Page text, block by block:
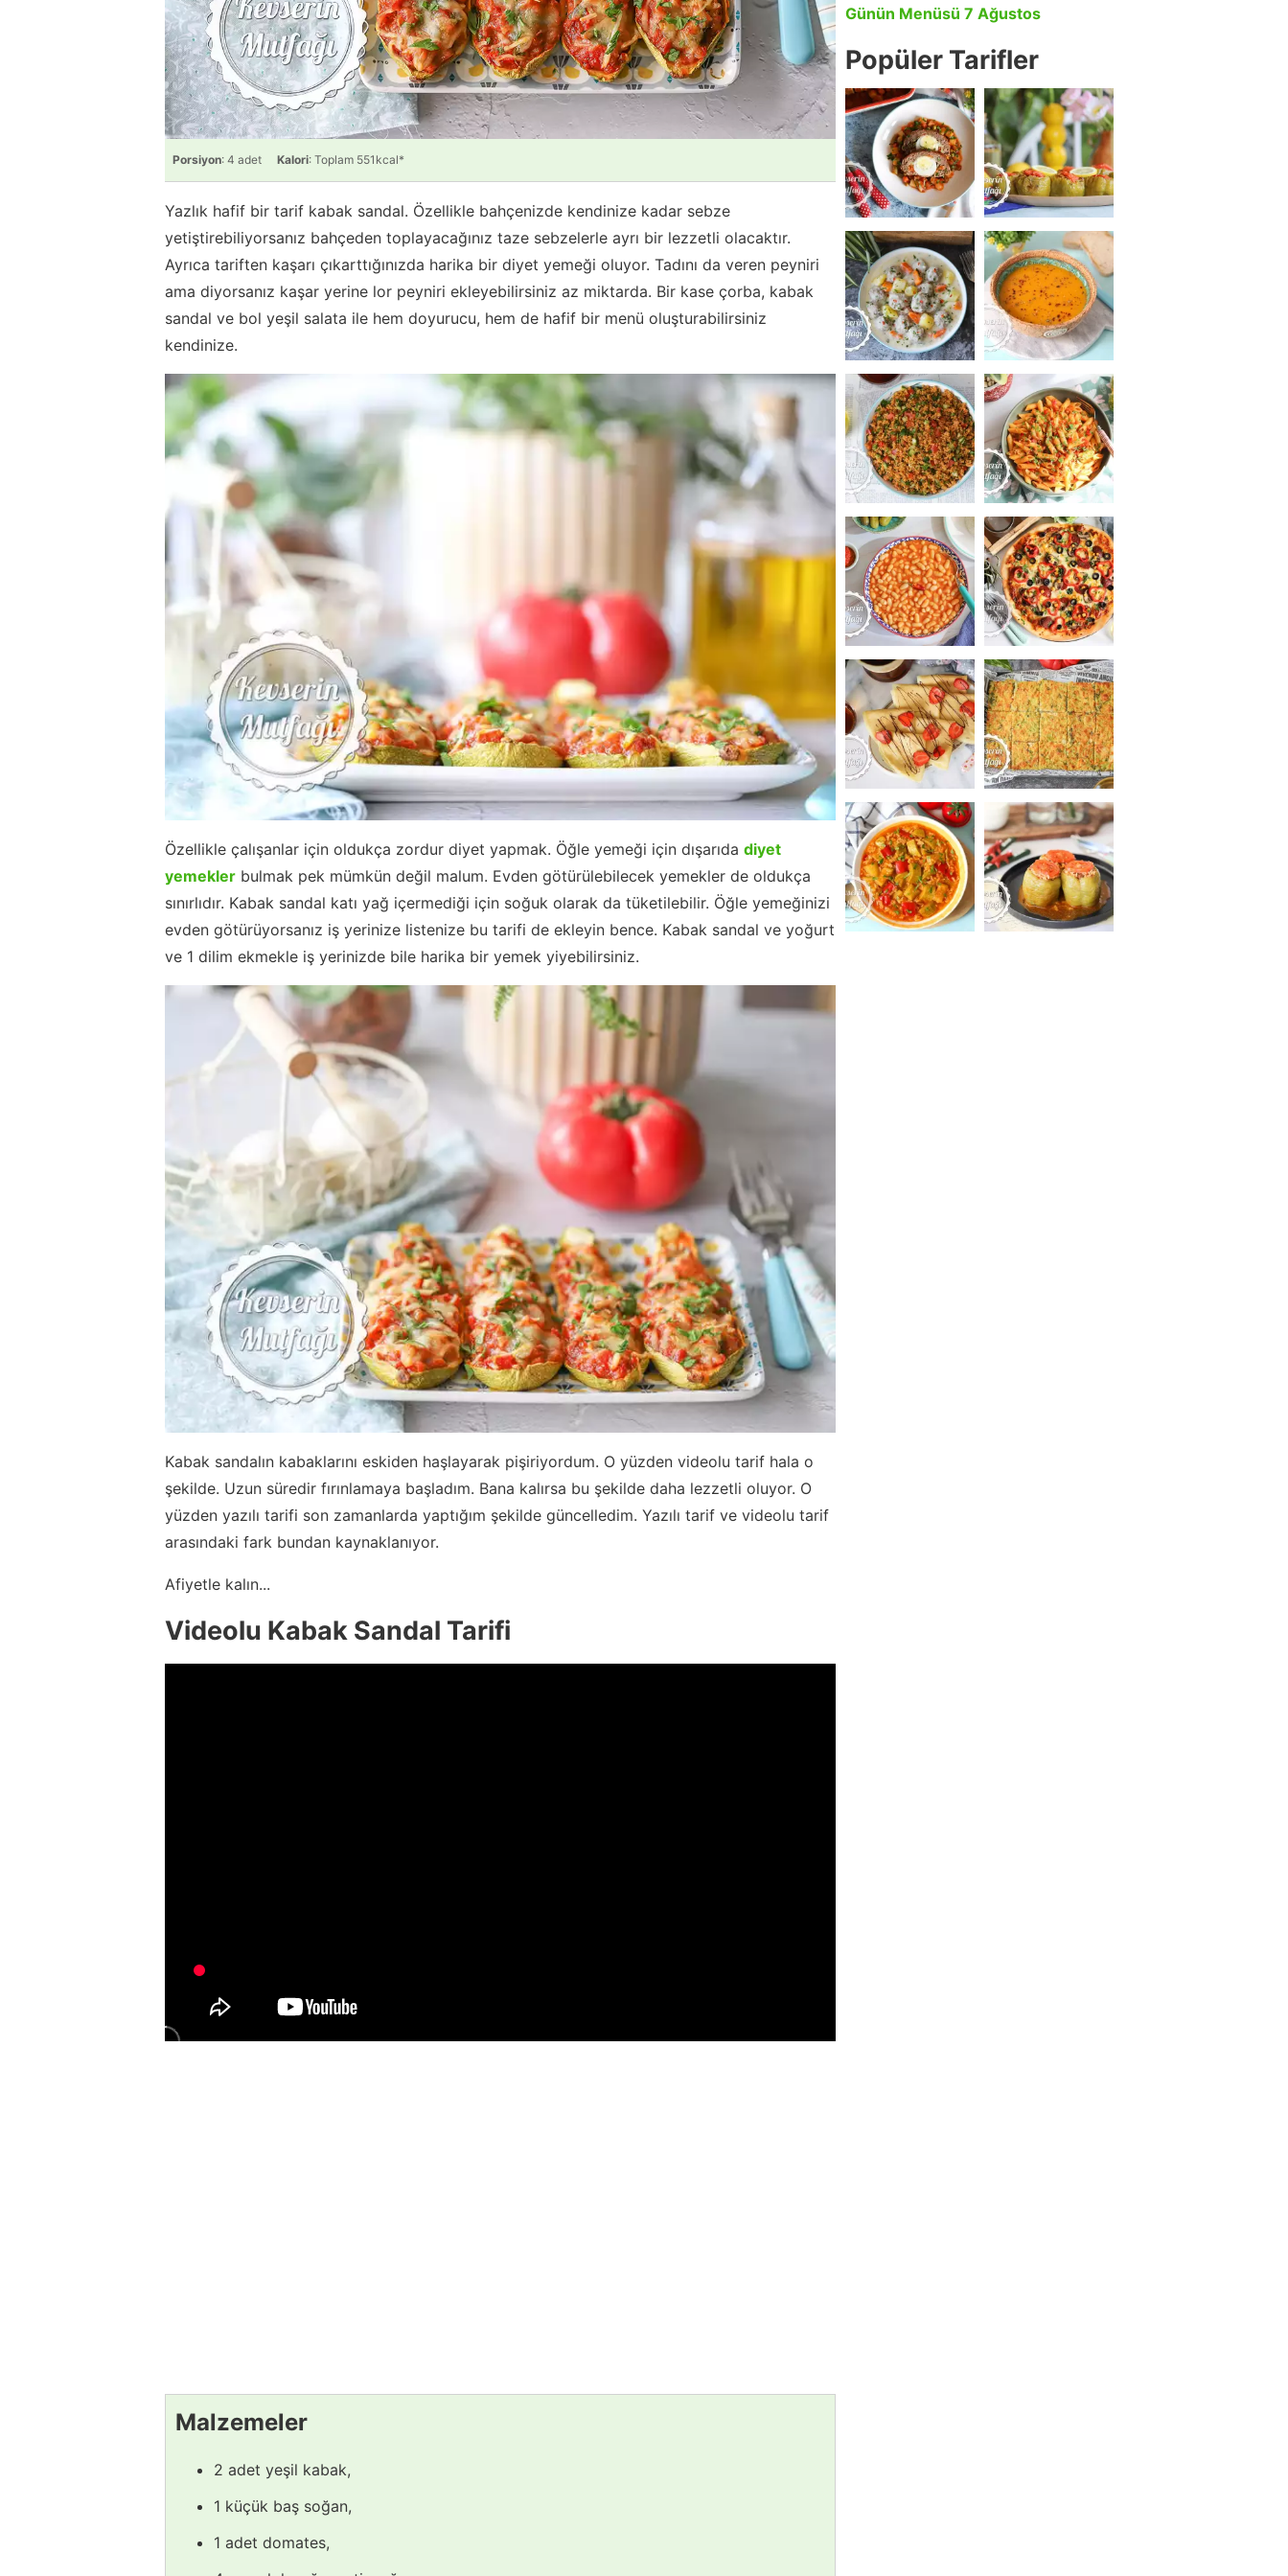
Porsiyon: 4 adet Kalori: Toplam 551kcal*
Yazlık hafif bir tarif kabak sandal. Özellikle bahçenizde kendinize kadar sebze
yetiştirebiliyorsanız bahçeden toplayacağınız taze sebzelerle ayrı bir lezzetli olacaktır.
Ayrıca tariften kaşarı çıkarttığınızda harika bir diyet yemeği oluyor. Tadını da veren peyniri
ama diyorsanız kaşar yerine lor peyniri ekleyebilirsiniz az miktarda. Bir kase çorba, kabak
sandal ve bol yeşil salata ile hem doyurucu, hem de hafif bir menü oluşturabilirsiniz
kendinize.
Özellikle çalışanlar için oldukça zordur diyet yapmak. Öğle yemeği için dışarıda diyet
yemekler bulmak pek mümkün değil malum. Evden götürülebilecek yemekler de oldukça
sınırlıdır. Kabak sandal katı yağ içermediği için soğuk olarak da tüketilebilir. Öğle yemeğinizi
evden götürüyorsanız iş yerinize listenize bu tarifi de ekleyin bence. Kabak sandal ve yoğurt
ve 1 dilim ekmekle iş yerinizde bile harika bir yemek yiyebilirsiniz.
Kabak sandalın kabaklarını eskiden haşlayarak pişiriyordum. O yüzden videolu tarif hala o
şekilde. Uzun süredir fırınlamaya başladım. Bana kalırsa bu şekilde daha lezzetli oluyor. O
yüzden yazılı tarifi son zamanlarda yaptığım şekilde güncelledim. Yazılı tarif ve videolu tarif
arasındaki fark bundan kaynaklanıyor.
Afiyetle kalın...
Videolu Kabak Sandal Tarifi
Malzemeler
2 adet yeşil kabak,
1 küçük baş soğan,
1 adet domates,
Günün Menüsü 7 Ağustos
Popüler Tarifler